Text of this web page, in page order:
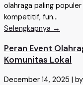
olahraga paling
kompetitif, fun...
Selengkapnya →
Peran Event
Komunitas Lokal
December 14, 2025 |